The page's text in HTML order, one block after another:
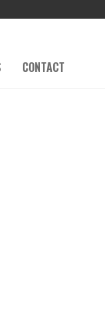
CONTACT